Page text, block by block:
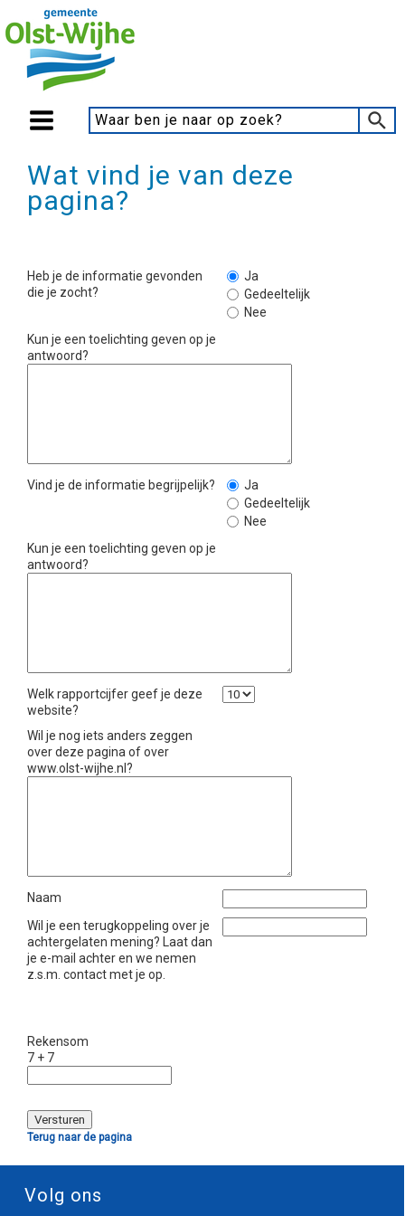
Wat vind je van deze
pagina?
Heb je de informatie gevonden
die je zocht?
Ja
Gedeeltelijk
Nee
Kun je een toelichting geven op je
antwoord?
Vind je de informatie begrijpelijk?
Ja
Gedeeltelijk
Nee
Kun je een toelichting geven op je
antwoord?
Welk rapportcijfer geef je deze
website?
Wil je nog iets anders zeggen
over deze pagina of over
www.olst-wijhe.nl?
Naam
Wil je een terugkoppeling over je
achtergelaten mening? Laat dan
je e-mail achter en we nemen
z.s.m. contact met je op.
Rekensom
7 + 7
Terug naar de pagina
Volg ons